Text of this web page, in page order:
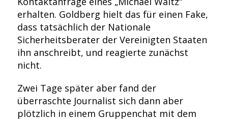
erhalten. Goldberg hielt das für einen Fake,
dass tatsächlich der Nationale
Sicherheitsberater der Vereinigten Staaten
ihn anschreibt, und reagierte zunächst
nicht.
Zwei Tage später aber fand der
überraschte Journalist sich dann aber
plötzlich in einem Gruppenchat mit dem